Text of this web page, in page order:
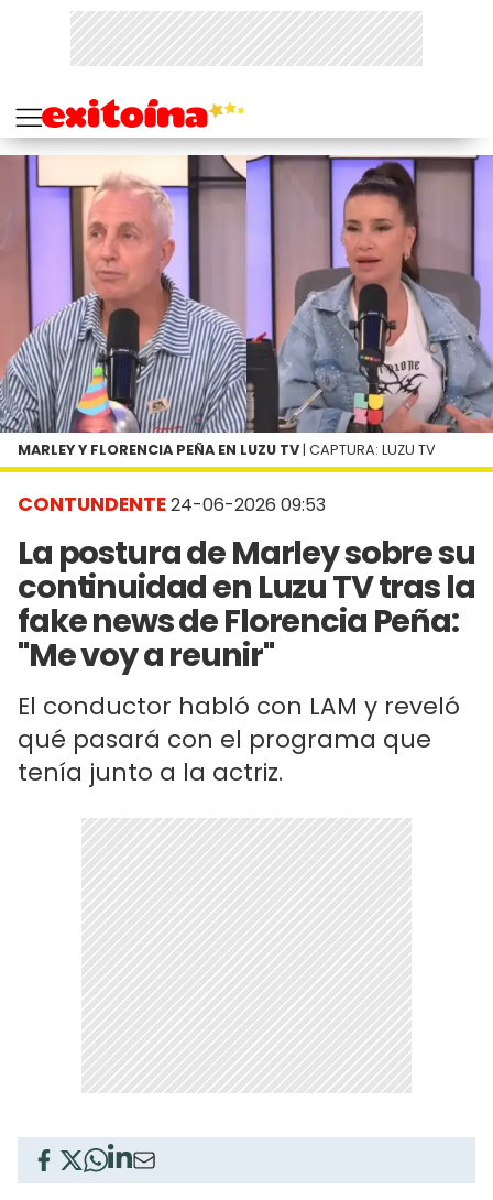
CONTUNDENTE24-06-2026 09:53
La postura de Marley sobre su
continuidad en Luzu TV tras la
fake news de Florencia Peña:
"Me voy a reunir"
El conductor habló con LAM y reveló
qué pasará con el programa que
tenía junto a la actriz.
MARLEY Y FLORENCIA PEÑA EN LUZU TV | CAPTURA: LUZU TV